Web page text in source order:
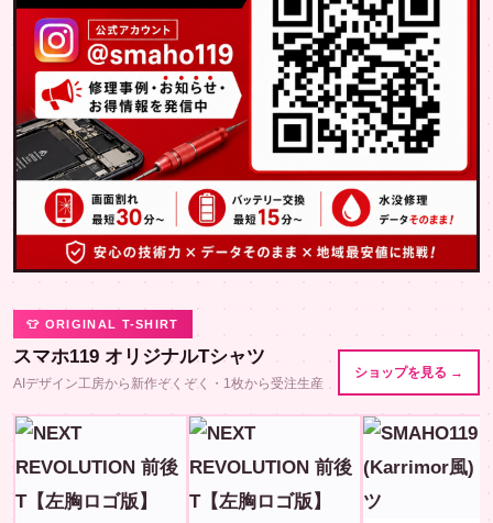
👕 ORIGINAL T-SHIRT
スマホ119 オリジナルTシャツ
AIデザイン工房から新作ぞくぞく・1枚から受注生産
ショップを見る →